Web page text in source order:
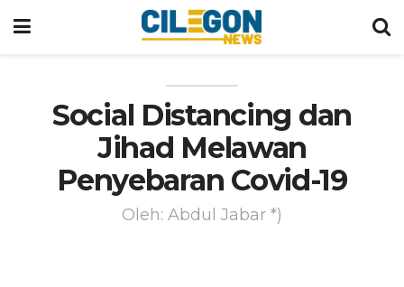
Social Distancing dan
Jihad Melawan
Penyebaran Covid-19
Oleh: Abdul Jabar *)